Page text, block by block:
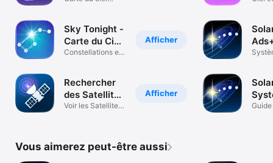
Afficher
Sky Tonight -
Carte du Ciel
AR
Сonstellations en
Afficher
Rechercher
des Satellites
3D
Voir les Satellites
Vous aimerez peut-être aussi